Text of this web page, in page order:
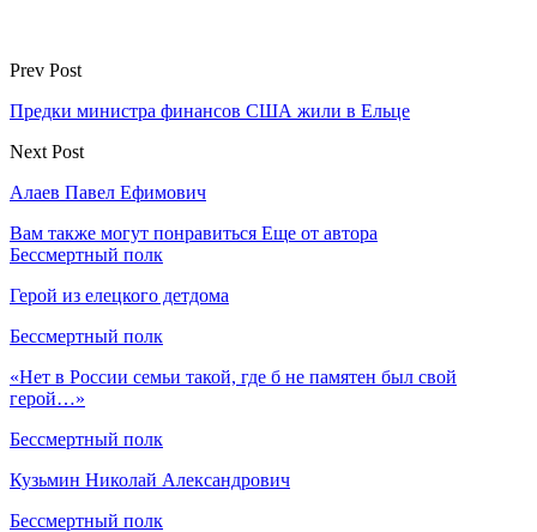
Prev Post
Предки министра финансов США жили в Ельце
Next Post
Алаев Павел Ефимович
Вам также могут понравиться Еще от автора
Бессмертный полк
Герой из елецкого детдома
Бессмертный полк
«Нет в России семьи такой, где б не памятен был свой
герой…»
Бессмертный полк
Кузьмин Николай Александрович
Бессмертный полк